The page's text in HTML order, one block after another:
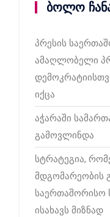
ბოლო
პრესის
ამაღლობელი
იქცა
აჭარაში
გამოვლინდა
სტრატეგია,
მდგომარეობის
საერთაშორისო
ისახავს მიზნად